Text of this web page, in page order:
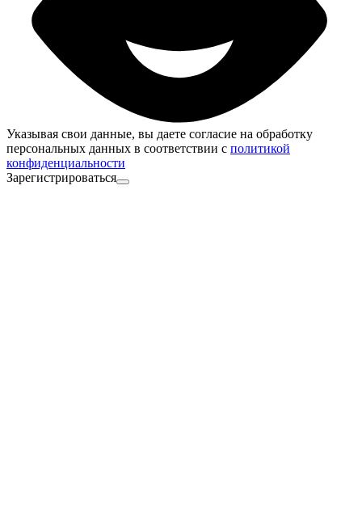
Указывая свои данные, вы даете согласие на обработку
персональных данных в соответствии с политикой
конфиденциальности
Зарегистрироваться